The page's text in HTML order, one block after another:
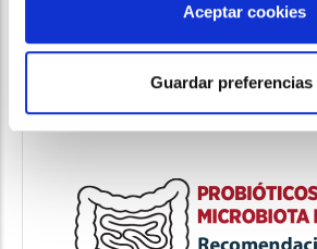
Aceptar cookies
Guardar preferencias
Visualiza la EPOC
TIENDA ONLINE